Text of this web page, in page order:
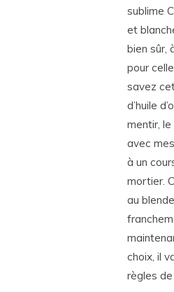
sublime
et
bien sûr,
pour
savez
d’huile
mentir,
avec
à un
mortier.
au
choix, il
règles de